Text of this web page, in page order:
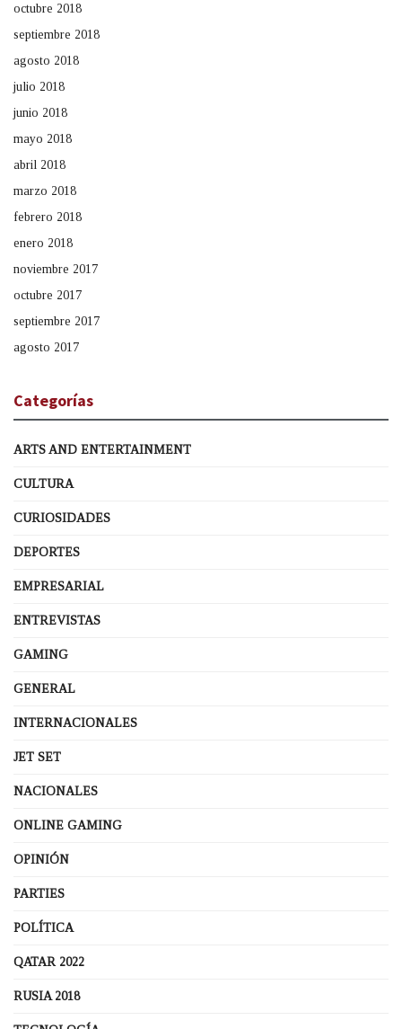
octubre 2018
septiembre 2018
agosto 2018
julio 2018
junio 2018
mayo 2018
abril 2018
marzo 2018
febrero 2018
enero 2018
noviembre 2017
octubre 2017
septiembre 2017
agosto 2017
Categorías
ARTS AND ENTERTAINMENT
CULTURA
CURIOSIDADES
DEPORTES
EMPRESARIAL
ENTREVISTAS
GAMING
GENERAL
INTERNACIONALES
JET SET
NACIONALES
ONLINE GAMING
OPINIÓN
PARTIES
POLÍTICA
QATAR 2022
RUSIA 2018